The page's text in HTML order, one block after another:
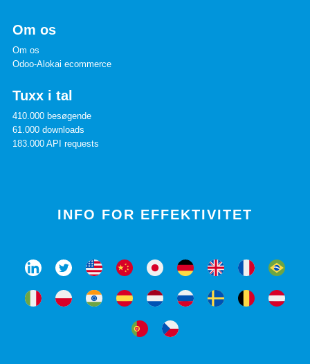
Om os
Om os
Odoo-Alokai ecommerce
Tuxx i tal
410.000 besøgende
61.000 downloads
183.000 API requests
INFO FOR EFFEKTIVITET